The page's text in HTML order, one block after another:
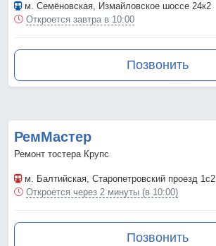
м. Семёновская, Измайловское шоссе 24к2
Откроется завтра в 10:00
Позвонить
РемМастер
Ремонт тостера Крупс
м. Балтийская, Старопетровский проезд 1с2
Откроется через 2 минуты (в 10:00)
Позвонить